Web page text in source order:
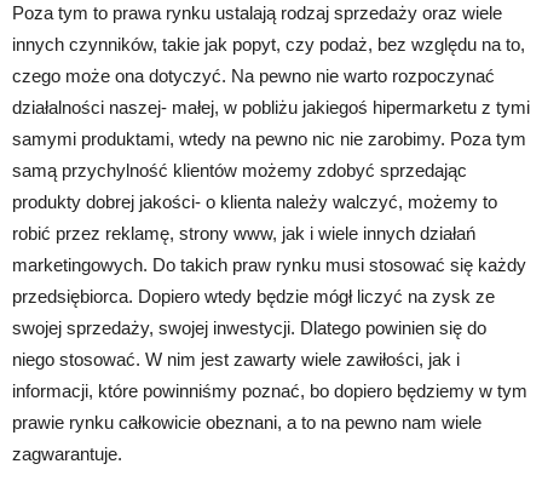
Poza tym to prawa rynku ustalają rodzaj sprzedaży oraz wiele
innych czynników, takie jak popyt, czy podaż, bez względu na to,
czego może ona dotyczyć. Na pewno nie warto rozpoczynać
działalności naszej- małej, w pobliżu jakiegoś hipermarketu z tymi
samymi produktami, wtedy na pewno nic nie zarobimy. Poza tym
samą przychylność klientów możemy zdobyć sprzedając
produkty dobrej jakości- o klienta należy walczyć, możemy to
robić przez reklamę, strony www, jak i wiele innych działań
marketingowych. Do takich praw rynku musi stosować się każdy
przedsiębiorca. Dopiero wtedy będzie mógł liczyć na zysk ze
swojej sprzedaży, swojej inwestycji. Dlatego powinien się do
niego stosować. W nim jest zawarty wiele zawiłości, jak i
informacji, które powinniśmy poznać, bo dopiero będziemy w tym
prawie rynku całkowicie obeznani, a to na pewno nam wiele
zagwarantuje.